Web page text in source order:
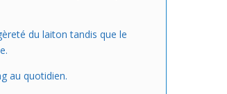
du laiton tandis que le
au quotidien.